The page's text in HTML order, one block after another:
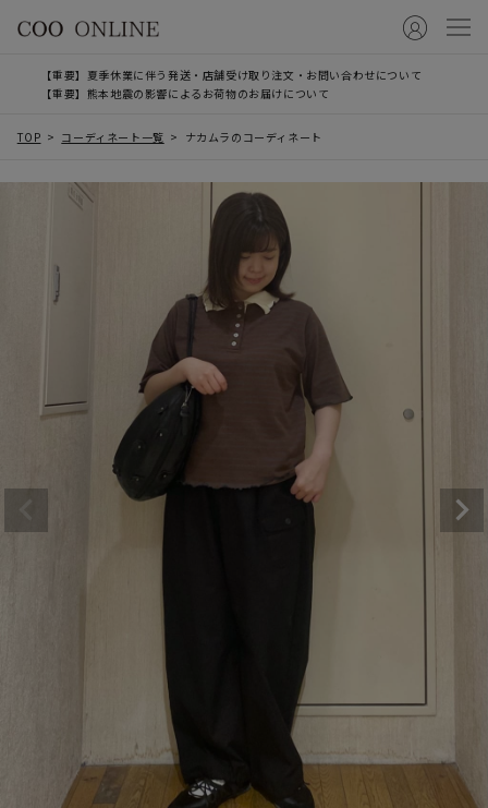
【重要】夏季休業に伴う発送・店舗受け取り注文・お問い合わせについて
【重要】熊本地震の影響によるお荷物のお届けについて
TOP コーディネート一覧 ナカムラのコーディネート